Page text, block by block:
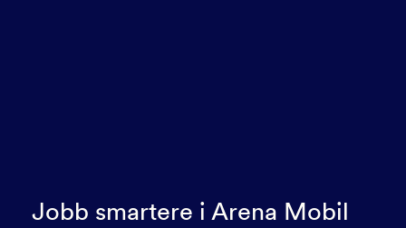
Jobb smartere i Arena Mobil